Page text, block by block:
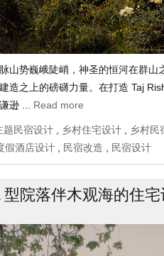
山势巍峨陡峭，神圣的恒河在群山
造之上的磅礴力量。在打造 Taj
逊 ... Read more
题民宿设计 , 乡村住宅设计 , 乡村民
假酒店设计 , 民宿改造 , 民宿设计
院落伴木观海的住